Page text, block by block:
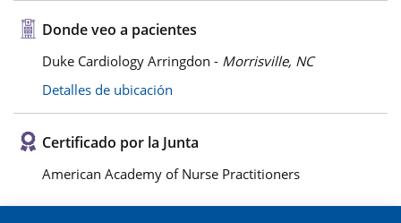
Donde veo a pacientes
Duke Cardiology Arringdon - Morrisville, NC
Detalles de ubicación
Certificado por la Junta
American Academy of Nurse Practitioners